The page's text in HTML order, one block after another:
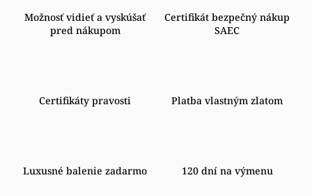
Možnosť vidieť a vyskúšať
pred nákupom
Certifikát bezpečný nákup
SAEC
Certifikáty pravosti Platba vlastným zlatom
Luxusné balenie zadarmo 120 dní na výmenu